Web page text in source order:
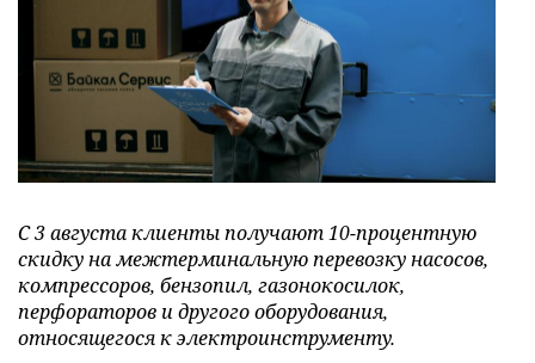
С 3 августа клиенты получают 10-процентную
скидку на межтерминальную перевозку насосов,
компрессоров, бензопил, газонокосилок,
перфораторов и другого оборудования,
относящегося к электроинструменту.